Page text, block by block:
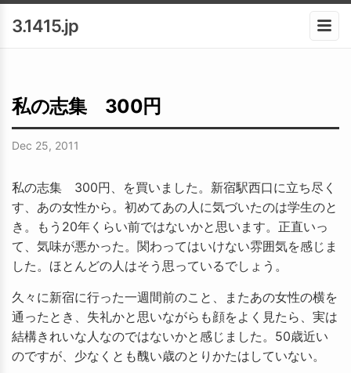
3.1415.jp
私の志集 300円
Dec 25, 2011
私の志集 300円、を買いました。新宿駅西口に立ち尽く
す、あの女性から。初めてあの人に気づいたのは学生のと
き。もう20年くらい前ではないかと思います。正直いっ
て、気味が悪かった。関わってはいけない雰囲気を感じま
した。ほとんどの人はそう思っているでしょう。
久々に新宿に行った一週間前のこと、またあの女性の横を
通ったとき、失礼かと思いながらも顔をよく見たら、実は
結構きれいな人なのではないかと感じました。50歳近い
のですが、少なくとも醜い歳のとりかたはしていない。